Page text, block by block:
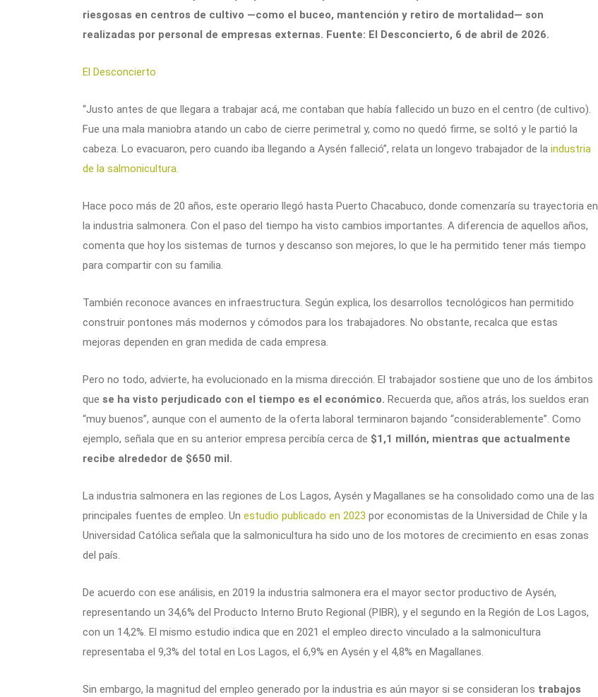
riesgosas en centros de cultivo —como el buceo, mantención y retiro de mortalidad— son
realizadas por personal de empresas externas. Fuente: El Desconcierto, 6 de abril de 2026.
El Desconcierto
“Justo antes de que llegara a trabajar acá, me contaban que había fallecido un buzo en el centro (de cultivo).
Fue una mala maniobra atando un cabo de cierre perimetral y, como no quedó firme, se soltó y le partió la
cabeza. Lo evacuaron, pero cuando iba llegando a Aysén falleció”, relata un longevo trabajador de la industria
de la salmonicultura.
Hace poco más de 20 años, este operario llegó hasta Puerto Chacabuco, donde comenzaría su trayectoria en
la industria salmonera. Con el paso del tiempo ha visto cambios importantes. A diferencia de aquellos años,
comenta que hoy los sistemas de turnos y descanso son mejores, lo que le ha permitido tener más tiempo
para compartir con su familia.
También reconoce avances en infraestructura. Según explica, los desarrollos tecnológicos han permitido
construir pontones más modernos y cómodos para los trabajadores. No obstante, recalca que estas
mejoras dependen en gran medida de cada empresa.
Pero no todo, advierte, ha evolucionado en la misma dirección. El trabajador sostiene que uno de los ámbitos
que se ha visto perjudicado con el tiempo es el económico. Recuerda que, años atrás, los sueldos eran
“muy buenos”, aunque con el aumento de la oferta laboral terminaron bajando “considerablemente”. Como
ejemplo, señala que en su anterior empresa percibía cerca de $1,1 millón, mientras que actualmente
recibe alrededor de $650 mil.
La industria salmonera en las regiones de Los Lagos, Aysén y Magallanes se ha consolidado como una de las
principales fuentes de empleo. Un estudio publicado en 2023 por economistas de la Universidad de Chile y la
Universidad Católica señala que la salmonicultura ha sido uno de los motores de crecimiento en esas zonas
del país.
De acuerdo con ese análisis, en 2019 la industria salmonera era el mayor sector productivo de Aysén,
representando un 34,6% del Producto Interno Bruto Regional (PIBR), y el segundo en la Región de Los Lagos,
con un 14,2%. El mismo estudio indica que en 2021 el empleo directo vinculado a la salmonicultura
representaba el 9,3% del total en Los Lagos, el 6,9% en Aysén y el 4,8% en Magallanes.
Sin embargo, la magnitud del empleo generado por la industria es aún mayor si se consideran los trabajos